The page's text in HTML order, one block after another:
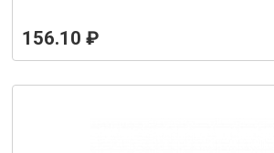
156.10 ₽